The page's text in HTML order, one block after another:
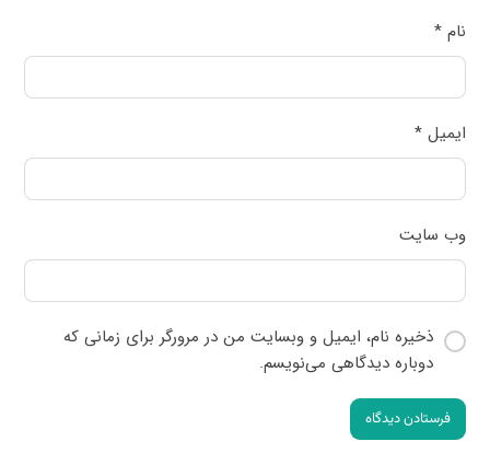
نام*
ایمیل*
وب‌ سایت
ذخیره نام، ایمیل و وبسایت من در مرورگر برای زمانی که
دوباره دیدگاهی می‌نویسم.
فرستادن دیدگاه